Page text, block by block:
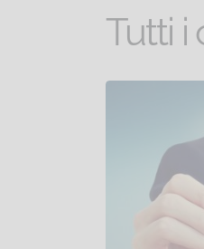
Tutti i